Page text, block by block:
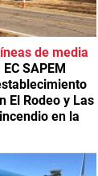
de media
EC SAPEM
El Rodeo y Las
en la